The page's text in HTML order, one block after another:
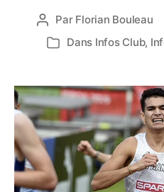
Auteur
de
l’article
Par Florian Bouleau
Catégories
Dans Infos Club,